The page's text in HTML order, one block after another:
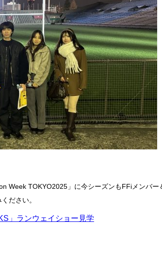
Week TOKYO2025」に今シーズンもFFiメンバ
ださい。
」ランウェイショー見学